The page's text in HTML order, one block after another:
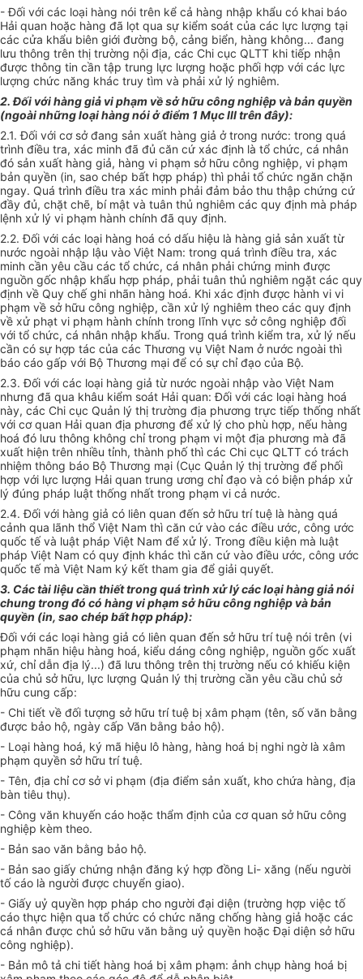
- Đối với các loại hàng nói trên kể cả hàng nhập khẩu có khai báo
Hải quan hoặc hàng đã lọt qua sự kiểm soát của các lực lượng tại
các cửa khẩu biên giới đường bộ, cảng biển, hàng không... đang
lưu thông trên thị trường nội địa, các Chi cục QLTT khi tiếp nhận
được thông tin cần tập trung lực lượng hoặc phối hợp với các lực
lượng chức năng khác truy tìm và phải xử lý nghiêm.
2. Đối với hàng giả vi phạm về sở hữu công nghiệp và bản quyền
(ngoài những loại hàng nói ở điểm 1 Mục III trên đây):
2.1. Đối với cơ sở đang sản xuất hàng giả ở trong nước: trong quá
trình điều tra, xác minh đã đủ căn cứ xác định là tổ chức, cá nhân
đó sản xuất hàng giả, hàng vi phạm sở hữu công nghiệp, vi phạm
bản quyền (in, sao chép bất hợp pháp) thì phải tổ chức ngăn chặn
ngay. Quá trình điều tra xác minh phải đảm bảo thu thập chứng cứ
đầy đủ, chặt chẽ, bí mật và tuân thủ nghiêm các quy định mà pháp
lệnh xử lý vi phạm hành chính đã quy định.
2.2. Đối với các loại hàng hoá có dấu hiệu là hàng giả sản xuất từ
nước ngoài nhập lậu vào Việt Nam: trong quá trình điều tra, xác
minh cần yêu cầu các tổ chức, cá nhân phải chứng minh được
nguồn gốc nhập khẩu hợp pháp, phải tuân thủ nghiêm ngặt các quy
định về Quy chế ghi nhãn hàng hoá. Khi xác định được hành vi vi
phạm về sở hữu công nghiệp, cần xử lý nghiêm theo các quy định
về xử phạt vi phạm hành chính trong lĩnh vực sở công nghiệp đối
với tổ chức, cá nhân nhập khẩu. Trong quá trình kiểm tra, xử lý nếu
cần có sự hợp tác của các Thương vụ Việt Nam ở nước ngoài thì
báo cáo gấp với Bộ Thương mại để có sự chỉ đạo của Bộ.
2.3. Đối với các loại hàng giả từ nước ngoài nhập vào Việt Nam
nhưng đã qua khâu kiểm soát Hải quan: Đối với các loại hàng hoá
này, các Chi cục Quản lý thị trường địa phương trực tiếp thống nhất
với cơ quan Hải quan địa phương để xử lý cho phù hợp, nếu hàng
hoá đó lưu thông không chỉ trong phạm vi một địa phương mà đã
xuất hiện trên nhiều tỉnh, thành phố thì các Chi cục QLTT có trách
nhiệm thông báo Bộ Thương mại (Cục Quản lý thị trường để phối
hợp với lực lượng Hải quan trung ương chỉ đạo và có biện pháp xử
lý đúng pháp luật thống nhất trong phạm vi cả nước.
2.4. Đối với hàng giả có liên quan đến sở hữu trí tuệ là hàng quá
cảnh qua lãnh thổ Việt Nam thì căn cứ vào các điều ước, công ước
quốc tế và luật pháp Việt Nam để xử lý. Trong điều kiện mà luật
pháp Việt Nam có quy định khác thì căn cứ vào điều ước, công ước
quốc tế mà Việt Nam ký kết tham gia để giải quyết.
3. Các tài liệu cần thiết trong quá trình xử lý các loại hàng giả nói
chung trong đó có hàng vi phạm sở hữu công nghiệp và bản
quyền (in, sao chép bất hợp pháp):
Đối với các loại hàng giả có liên quan đến sở hữu trí tuệ nói trên (vi
phạm nhãn hiệu hàng hoá, kiểu dáng công nghiệp, nguồn gốc xuất
xứ, chỉ dẫn địa lý...) đã lưu thông trên thị trường nếu có khiếu kiện
của chủ sở hữu, lực lượng Quản lý thị trường cần yêu cầu chủ sở
hữu cung cấp:
- Chi tiết về đối tượng sở hữu trí tuệ bị xâm phạm (tên, số văn bằng
được bảo hộ, ngày cấp Văn bằng bảo hộ).
- Loại hàng hoá, ký mã hiệu lô hàng, hàng hoá bị nghi ngờ là xâm
phạm quyền sở hữu trí tuệ.
- Tên, địa chỉ cơ sở vi phạm (địa điểm sản xuất, kho chứa hàng, địa
bàn tiêu thụ).
- Công văn khuyến cáo hoặc thẩm định của cơ quan sở hữu công
nghiệp kèm theo.
- Bản sao văn bằng bảo hộ.
- Bản sao giấy chứng nhận đăng ký hợp đồng Li- xăng (nếu người
tố cáo là người được chuyển giao).
- Giấy uỷ quyền hợp pháp cho người đại diện (trường hợp việc tố
cáo thực hiện qua tổ chức có chức năng chống hàng giả hoặc các
cá nhân được chủ sở hữu văn bằng uỷ quyền hoặc Đại diện sở hữu
công nghiệp).
- Bản mô tả chi tiết hàng hoá bị xâm phạm: ảnh chụp hàng hoá bị